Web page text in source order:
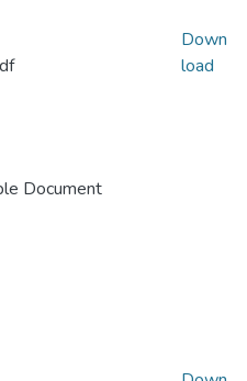
Document
Down
load